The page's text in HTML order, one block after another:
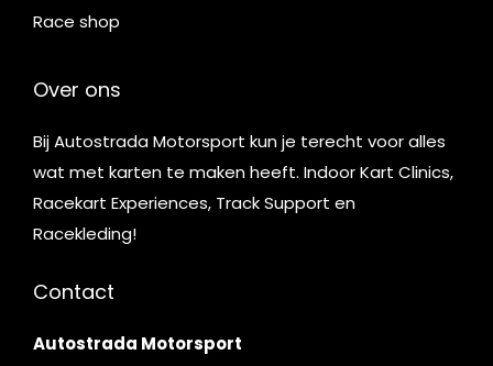
Race shop
Over ons
Bij Autostrada Motorsport kun je terecht voor alles
wat met karten te maken heeft. Indoor Kart Clinics,
Racekart Experiences, Track Support en
Racekleding!
Contact
Autostrada Motorsport